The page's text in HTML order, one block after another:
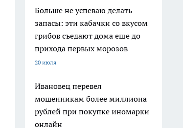
Больше не успеваю делать
запасы: эти кабачки со вкусом
грибов съедают дома еще до
прихода первых морозов
20 июля
Ивановец перевел
мошенникам более миллиона
рублей при покупке иномарки
онлайн